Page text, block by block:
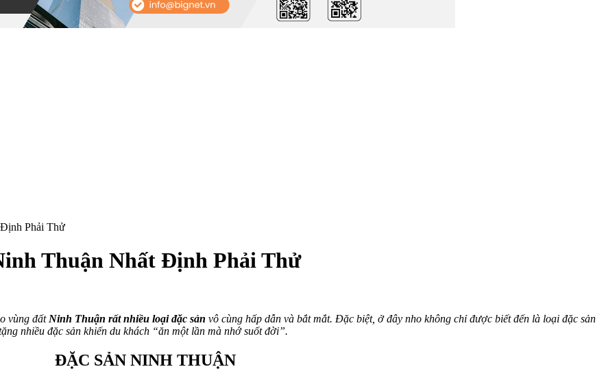
Phải Thử
Thuận Nhất Định Phải Thử
vùng đất Ninh Thuận rất nhiều loại đặc sản vô cùng hấp dẫn và bắt mắt. Đặc biệt, ở đây nho không chỉ được biết đến là loại đặc sản
nhiều đặc sản khiến du khách “ăn một lần mà nhớ suốt đời”.
ĐẶC SẢN NINH THUẬN